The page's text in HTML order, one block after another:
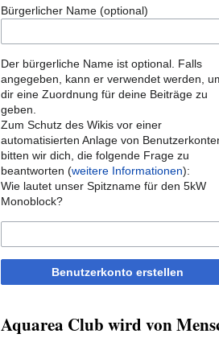
Bürgerlicher Name (optional)
Der bürgerliche Name ist optional. Falls
angegeben, kann er verwendet werden,
dir eine Zuordnung für deine Beiträge zu
geben.
Zum Schutz des Wikis vor einer
automatisierten Anlage von
bitten wir dich, die folgende Frage zu
beantworten (weitere Informationen):
Wie lautet unser Spitzname für den 5kW
Monoblock?
Benutzerkonto erstellen
Aquarea Club wird von